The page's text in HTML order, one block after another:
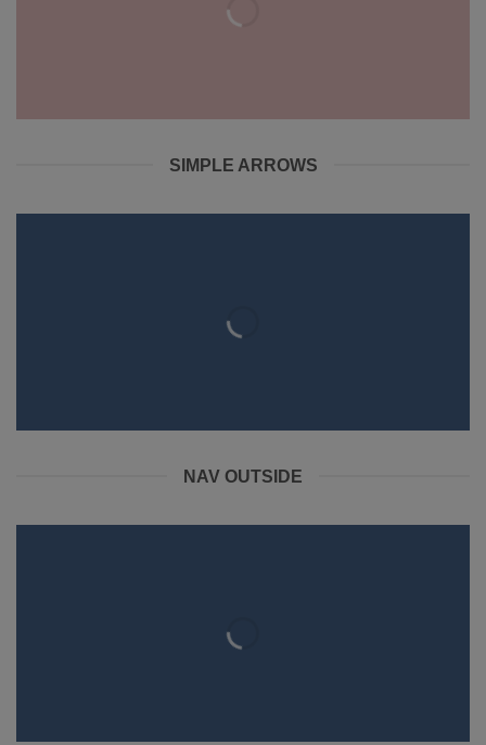
SIMPLE ARROWS
NAV OUTSIDE